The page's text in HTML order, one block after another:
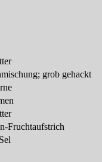
grob gehackt
Fruchtaufstrich